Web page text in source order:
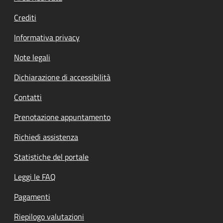
Crediti
Informativa privacy
Note legali
Dichiarazione di accessibilità
Contatti
Prenotazione appuntamento
Richiedi assistenza
Statistiche del portale
Leggi le FAQ
Pagamenti
Riepilogo valutazioni